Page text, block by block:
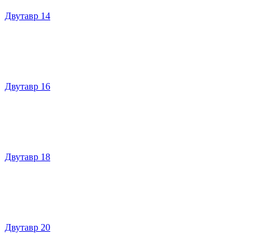
Двутавр 14
Двутавр 16
Двутавр 18
Двутавр 20